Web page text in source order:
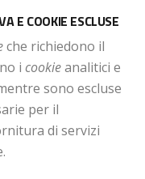
E COOKIE ESCLUSE
che richiedono il
i cookieanalitici e
sono escluse
per il
di servizi